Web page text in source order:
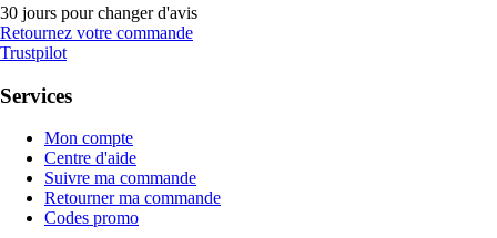
30 jours pour changer d'avis
Retournez votre commande
Trustpilot
Services
Mon compte
Centre d'aide
Suivre ma commande
Retourner ma commande
Codes promo